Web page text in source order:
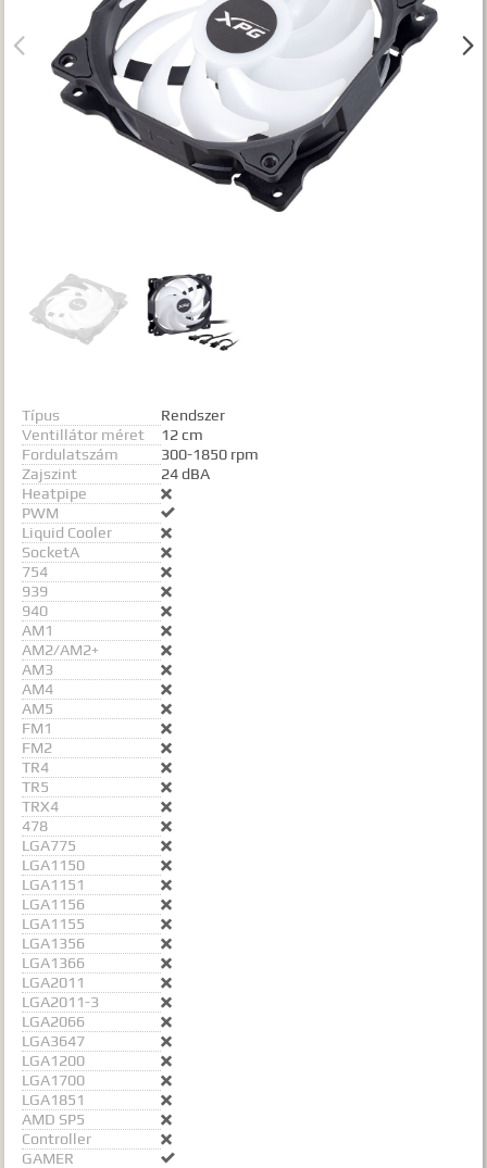
Gyártók
Dokumentumok
TALÁLATOK
Meg kell adnia legalább egy, minimum 3 betűs szót, vagy valamilyen
speciális kifejezést.
Speciális kifejezések:
Pontos egyezéshez mindkét esetben használhatja az idézőjeleket:
"szó1 szó2 szó..."
 
Típus
Rendszer
Ventillátor méret
12 cm
Fordulatszám
300-1850 rpm
Zajszint
24 dBA
Heatpipe

PWM 
Liquid Cooler 
SocketA 
754 
939 
940 
AM1 
AM2/AM2+ 
AM3 
AM4 
AM5 
FM1 
FM2 
TR4 
TR5 
TRX4 
478 
LGA775 
LGA1150 
LGA1151 
LGA1156 
LGA1155 
LGA1356 
LGA1366 
LGA2011 
LGA2011-3 
LGA2066 
LGA3647 
LGA1200 
LGA1700 
LGA1851 
AMD SP5 
Controller 
GAMER 